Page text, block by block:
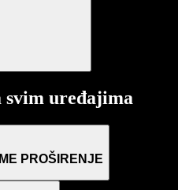
svim uređajima
PROŠIRENJE